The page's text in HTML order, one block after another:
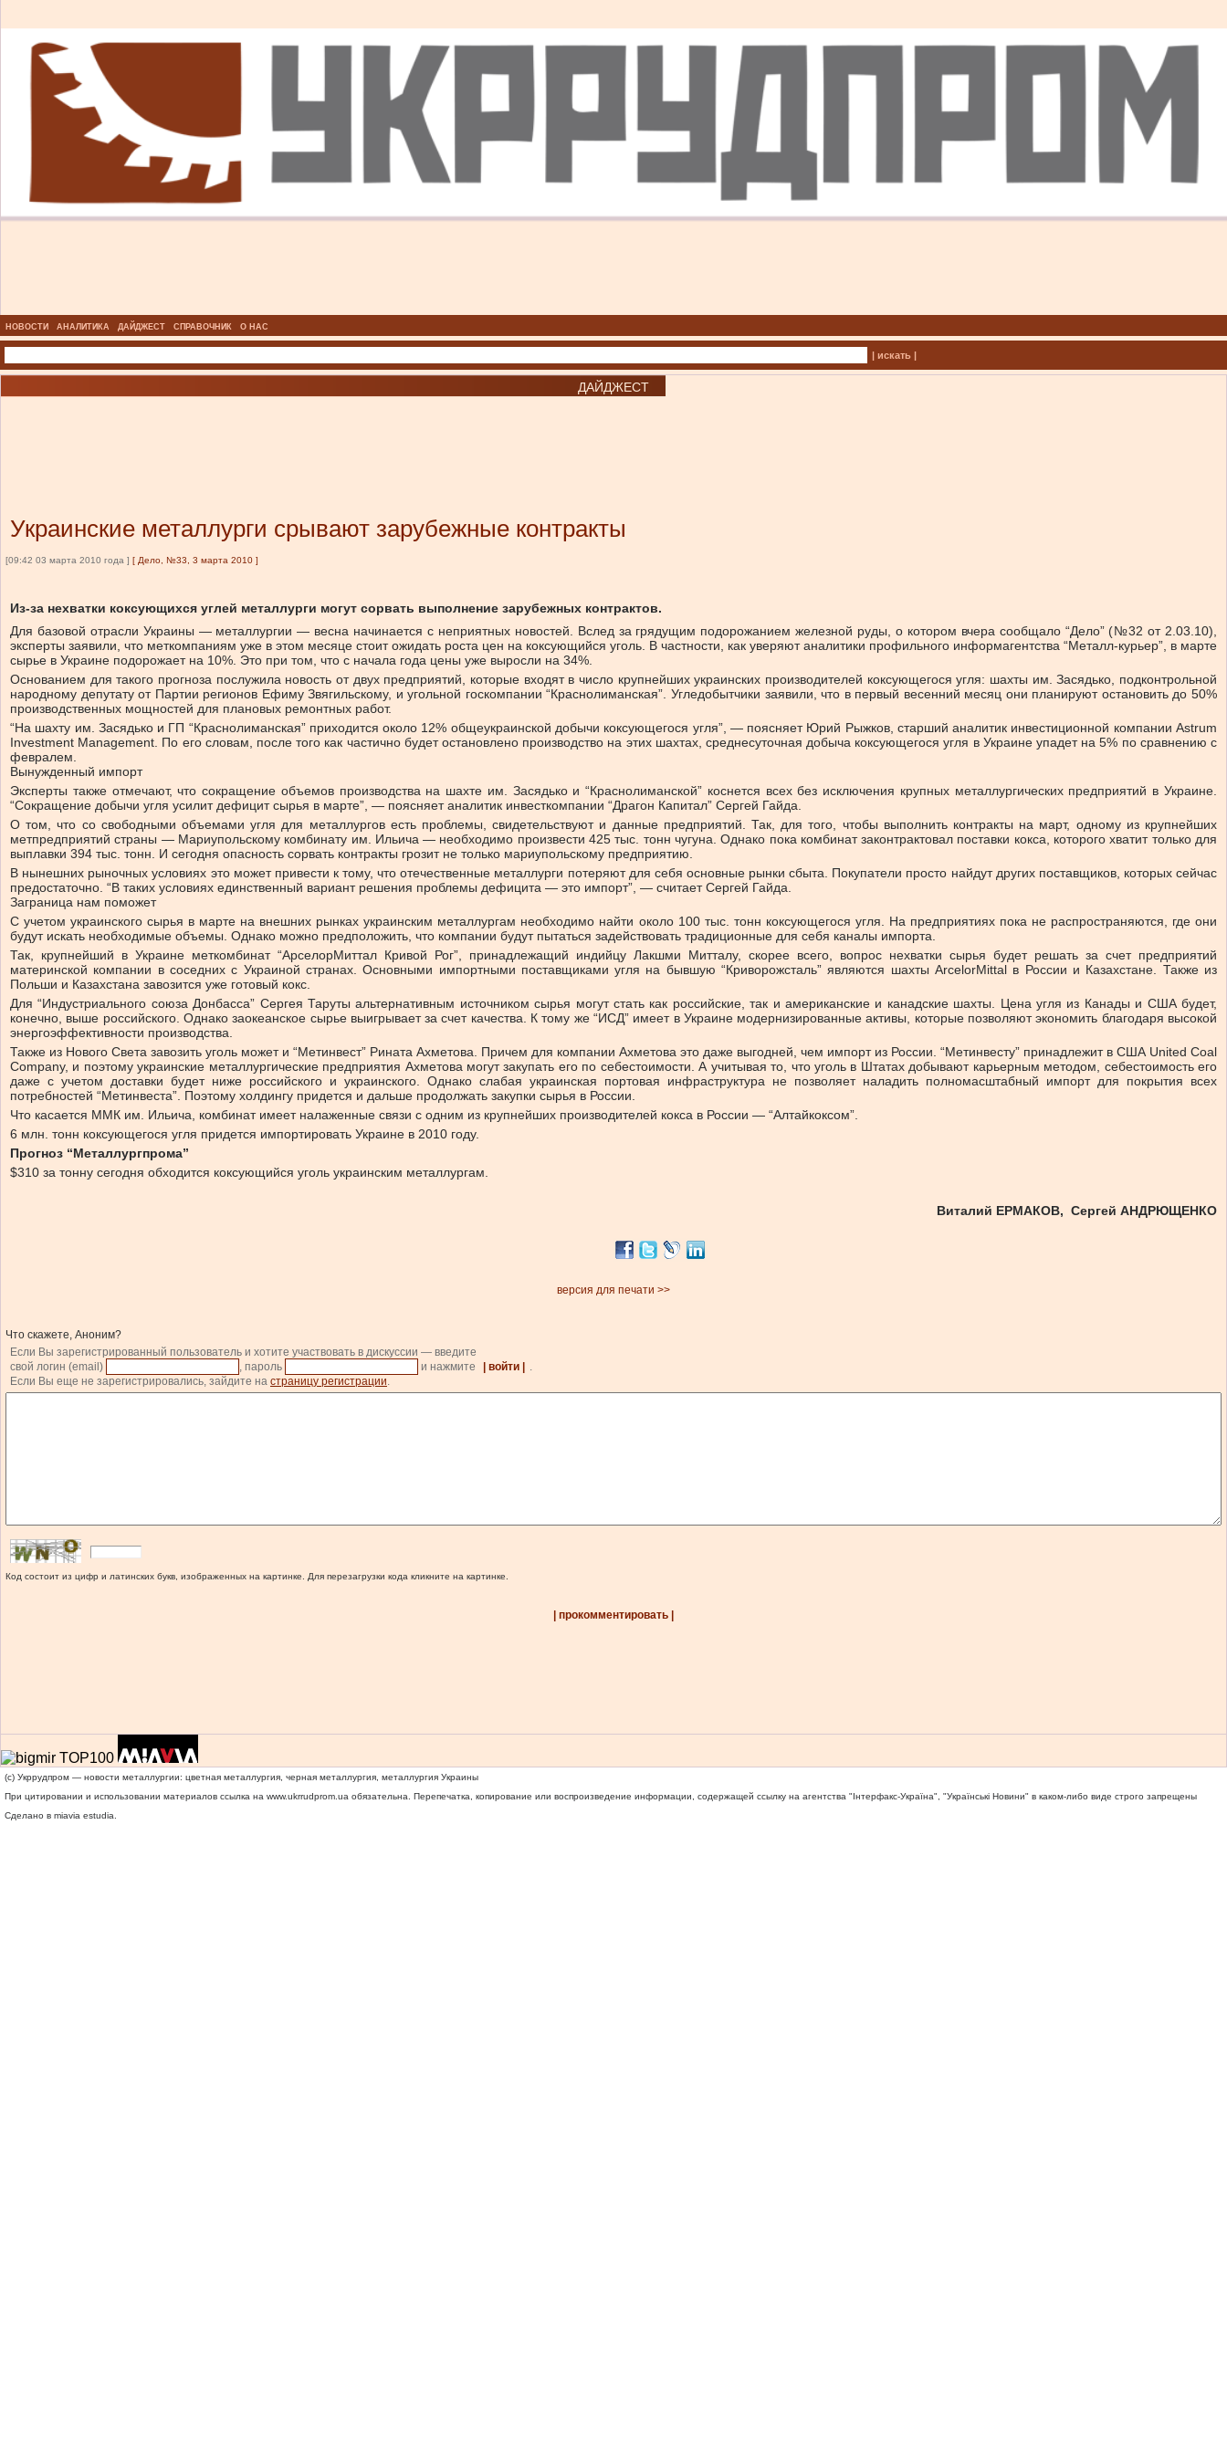
НОВОСТИ АНАЛИТИКА ДАЙДЖЕСТ СПРАВОЧНИК О НАС
| искать |
ДАЙДЖЕСТ
Украинские металлурги срывают зарубежные контракты
[09:42 03 марта 2010 года ] [ Дело, №33, 3 марта 2010 ]
Из-за нехватки коксующихся углей металлурги могут сорвать выполнение зарубежных контрактов.
Для базовой отрасли Украины — металлургии — весна начинается с неприятных новостей. Вслед за грядущим подорожанием железной руды, о котором вчера сообщало “Дело” (№32 от 2.03.10),
эксперты заявили, что меткомпаниям уже в этом месяце стоит ожидать роста цен на коксующийся уголь. В частности, как уверяют аналитики профильного информагентства “Металл-курьер”, в марте
сырье в Украине подорожает на 10%. Это при том, что с начала года цены уже выросли на 34%.
Основанием для такого прогноза послужила новость от двух предприятий, которые входят в число крупнейших украинских производителей коксующегося угля: шахты им. Засядько, подконтрольной
народному депутату от Партии регионов Ефиму Звягильскому, и угольной госкомпании “Краснолиманская”. Угледобытчики заявили, что в первый весенний месяц они планируют остановить до 50%
производственных мощностей для плановых ремонтных работ.
“На шахту им. Засядько и ГП “Краснолиманская” приходится около 12% общеукраинской добычи коксующегося угля”, — поясняет Юрий Рыжков, старший аналитик инвестиционной компании Astrum
Investment Management. По его словам, после того как частично будет остановлено производство на этих шахтах, среднесуточная добыча коксующегося угля в Украине упадет на 5% по сравнению с
февралем.
Вынужденный импорт
Эксперты также отмечают, что сокращение объемов производства на шахте им. Засядько и “Краснолиманской” коснется всех без исключения крупных металлургических предприятий в Украине.
“Сокращение добычи угля усилит дефицит сырья в марте”, — поясняет аналитик инвесткомпании “Драгон Капитал” Сергей Гайда.
О том, что со свободными объемами угля для металлургов есть проблемы, свидетельствуют и данные предприятий. Так, для того, чтобы выполнить контракты на март, одному из крупнейших
метпредприятий страны — Мариупольскому комбинату им. Ильича — необходимо произвести 425 тыс. тонн чугуна. Однако пока комбинат законтрактовал поставки кокса, которого хватит только для
выплавки 394 тыс. тонн. И сегодня опасность сорвать контракты грозит не только мариупольскому предприятию.
В нынешних рыночных условиях это может привести к тому, что отечественные металлурги потеряют для себя основные рынки сбыта. Покупатели просто найдут других поставщиков, которых сейчас
предостаточно. “В таких условиях единственный вариант решения проблемы дефицита — это импорт”, — считает Сергей Гайда.
Заграница нам поможет
С учетом украинского сырья в марте на внешних рынках украинским металлургам необходимо найти около 100 тыс. тонн коксующегося угля. На предприятиях пока не распространяются, где они
будут искать необходимые объемы. Однако можно предположить, что компании будут пытаться задействовать традиционные для себя каналы импорта.
Так, крупнейший в Украине меткомбинат “АрселорМиттал Кривой Рог”, принадлежащий индийцу Лакшми Митталу, скорее всего, вопрос нехватки сырья будет решать за счет предприятий
материнской компании в соседних с Украиной странах. Основными импортными поставщиками угля на бывшую “Криворожсталь” являются шахты ArcelorMittal в России и Казахстане. Также из
Польши и Казахстана завозится уже готовый кокс.
Для “Индустриального союза Донбасса” Сергея Таруты альтернативным источником сырья могут стать как российские, так и американские и канадские шахты. Цена угля из Канады и США будет,
конечно, выше российского. Однако заокеанское сырье выигрывает за счет качества. К тому же “ИСД” имеет в Украине модернизированные активы, которые позволяют экономить благодаря высокой
энергоэффективности производства.
Также из Нового Света завозить уголь может и “Метинвест” Рината Ахметова. Причем для компании Ахметова это даже выгодней, чем импорт из России. “Метинвесту” принадлежит в США United Coal
Company, и поэтому украинские металлургические предприятия Ахметова могут закупать его по себестоимости. А учитывая то, что уголь в Штатах добывают карьерным методом, себестоимость его
даже с учетом доставки будет ниже российского и украинского. Однако слабая украинская портовая инфраструктура не позволяет наладить полномасштабный импорт для покрытия всех
потребностей “Метинвеста”. Поэтому холдингу придется и дальше продолжать закупки сырья в России.
Что касается ММК им. Ильича, комбинат имеет налаженные связи с одним из крупнейших производителей кокса в России — “Алтайкоксом”.
6 млн. тонн коксующегося угля придется импортировать Украине в 2010 году.
Прогноз “Металлургпрома”
$310 за тонну сегодня обходится коксующийся уголь украинским металлургам.
Виталий ЕРМАКОВ, Сергей АНДРЮЩЕНКО
версия для печати >>
Что скажете, Аноним?
Если Вы зарегистрированный пользователь и хотите участвовать в дискуссии — введите
свой логин (email)
, пароль и нажмите | войти |
.
Если Вы еще не зарегистрировались, зайдите на страницу регистрации.
Код состоит из цифр и латинских букв, изображенных на картинке. Для перезагрузки кода кликните на картинке.
| прокомментировать |
(c) Укррудпром — новости металлургии: цветная металлургия, черная металлургия, металлургия Украины
При цитировании и использовании материалов ссылка на www.ukrrudprom.ua обязательна. Перепечатка, копирование или воспроизведение информации, содержащей ссылку на агентства "Iнтерфакс-Україна", "Українськi Новини" в каком-либо виде строго запрещены
Сделано в miavia estudia.